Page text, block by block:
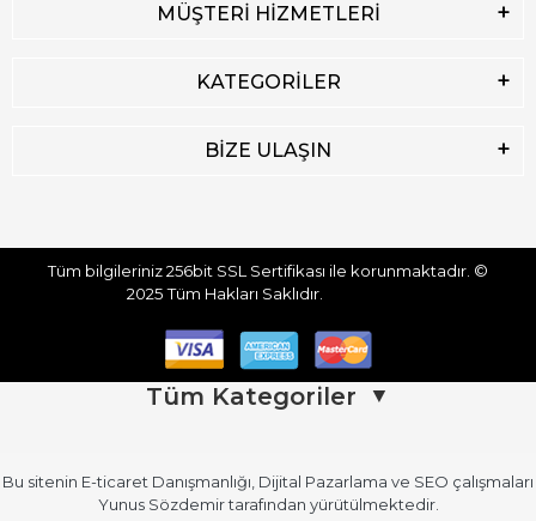
MÜŞTERİ HİZMETLERİ
KATEGORİLER
BİZE ULAŞIN
Tüm bilgileriniz 256bit SSL Sertifikası ile korunmaktadır. ©
2025Tüm Hakları Saklıdır.
Tüm Kategoriler ▼
Üst Giyim Üst Giyim (Devamı)
Bu sitenin E-ticaret Danışmanlığı Dijital Pazarlama ve SEO çalışmaları
Yunus Sözdemirtarafından yürütülmektedir.